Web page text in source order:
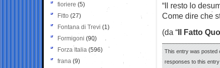
“Il resto lo
Come dire che
(da “Il Fatto
This entry was posted
responses to this
fioriere (5)
Fitto (27)
Fontana di Trevi (1)
Formigoni (90)
Forza Italia (596)
frana (9)